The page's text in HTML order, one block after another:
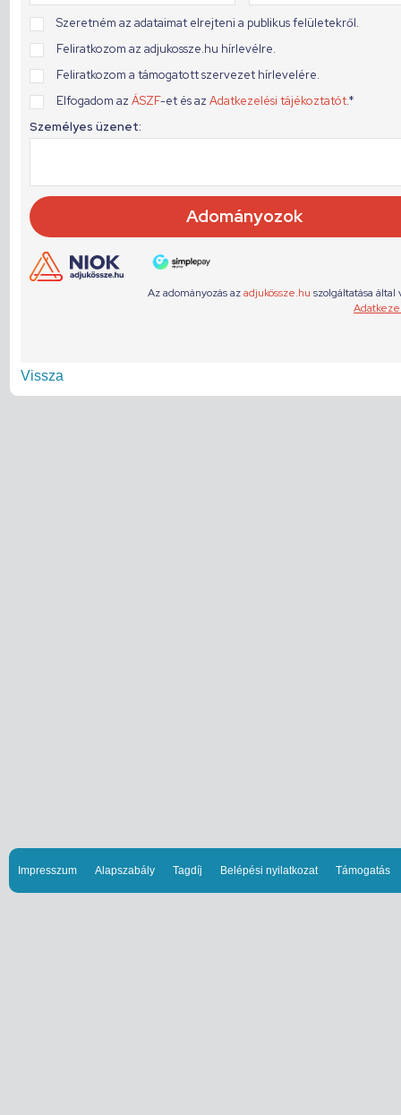
Vissza
Impresszum Alapszabály Tagdíj Belépési nyilatkozat Támogatás